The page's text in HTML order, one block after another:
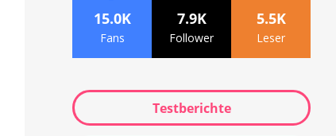
15.0K
Fans
7.9K
Follower
5.5K
Leser
Testberichte